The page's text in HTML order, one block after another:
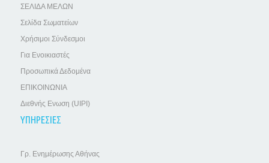
ΣΕΛΙΔΑ ΜΕΛΩΝ
Σελίδα Σωματείων
Χρήσιμοι Σύνδεσμοι
Για Ενοικιαστές
Προσωπικά Δεδομένα
ΕΠΙΚΟΙΝΩΝΙΑ
Διεθνής Ενωση (UIPI)
ΥΠΗΡΕΣΙΕΣ
Γρ. Ενημέρωσης Αθήνας